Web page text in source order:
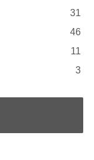
31
46
11
3